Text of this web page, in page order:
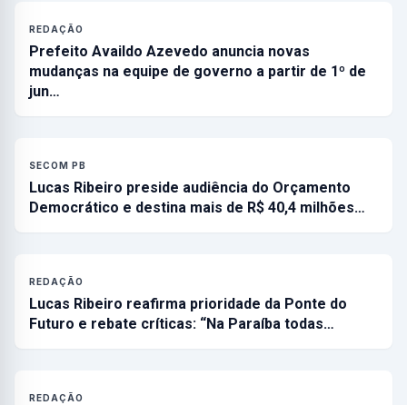
REDAÇÃO
Prefeito Availdo Azevedo anuncia novas
mudanças na equipe de governo a partir de 1º de
jun…
SECOM PB
Lucas Ribeiro preside audiência do Orçamento
Democrático e destina mais de R$ 40,4 milhões…
REDAÇÃO
Lucas Ribeiro reafirma prioridade da Ponte do
Futuro e rebate críticas: “Na Paraíba todas…
REDAÇÃO